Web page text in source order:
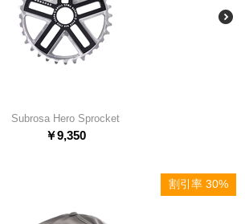
Subrosa Hero Sprocket
￥9,350
割引率 30%